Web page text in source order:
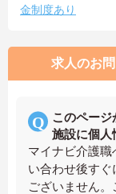
金制度あり
求人のお
このペー
施設に個人
マイナビ介護
い合わせ後す
ございません